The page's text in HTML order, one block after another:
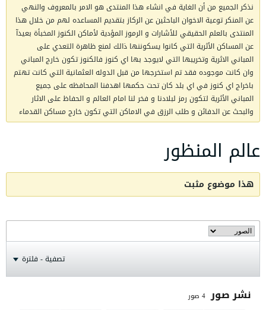
نذكر الجميع من أن الغاية في انشاء هذا المنتدى هو الامر بالمعروف والنهي
عن المنكر توعية الاخوان الباحثين عن الركاز بتقديم المساعده لهم من خلال هذا
المنتدى بالعلم الحقيقي للأشارات و الرموز المؤدية لأماكن الكنوز المخبأة بعيدآ
عن المساكن الأثرية التي كانوا يسكوننها ذالك لمنع ظاهرة التعدي على
المباني الاثرية وتخريبها التي لايوجد بها اي كنوز فالكنوز تكون خارج المباني
وان كانت موجوده فقد تم استخرجها من قبل الدوله العثمانية التي كانت تهتم
باخراج اي كنوز في اي بلد كان تحت حكمها اهدفنا المحافظه على جميع
المباني الأثرية لتكون رمز لبلادنا و فخر لنا امام العالم و الحفاظ على الاثار
والبحث عن الدفائن و طلب الرزق في الاماكن التي تكون خارج مساكن القدماء
عالم المنظور
هذا موضوع مثبت
تصفية - فلترة
نشر صور 4 صور